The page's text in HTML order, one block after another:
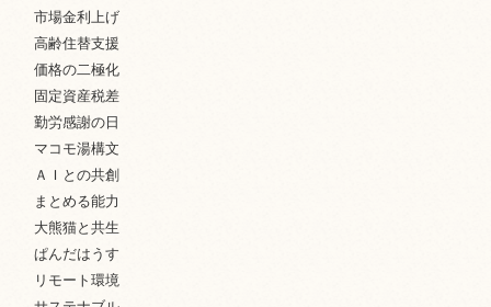
市場金利上げ
高齢住替支援
価格の二極化
固定資産税差
勤労感謝の日
マコモ湯構文
ＡＩとの共創
まとめる能力
大熊猫と共生
ぱんだはうす
リモート環境